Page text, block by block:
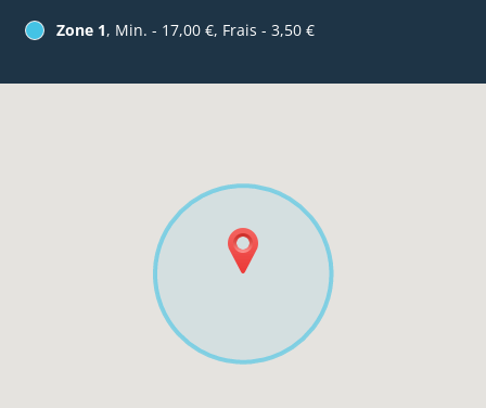
Zone 1, Min. - 17,00 €, Frais - 3,50 €